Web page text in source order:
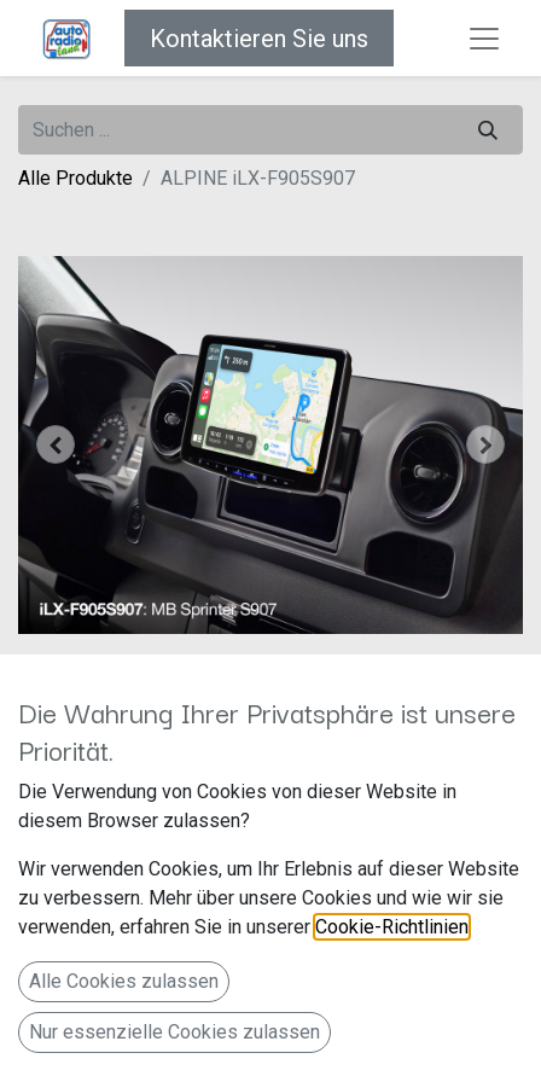
Kontaktieren Sie uns
Alle Produkte ALPINE iLX-F905S907
ALPINE iLX-F905S907
Hersteller: Alpine
ALPS Alpine Europe GmbH
Ohmstr. 4
85716 Unterschleißheim
Deutschland www.alpine.de
Designed für Fiat Ducato III und baugleiche Fahrzeuge
Die Wahrung Ihrer Privatsphäre ist unsere
Priorität.
Die Verwendung von Cookies von dieser Website in
diesem Browser zulassen?
Wir verwenden Cookies, um Ihr Erlebnis auf dieser Website
zu verbessern. Mehr über unsere Cookies und wie wir sie
verwenden, erfahren Sie in unserer Cookie-Richtlinien
Alle Cookies zulassen
Nur essenzielle Cookies zulassen